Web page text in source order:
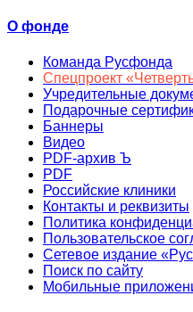
О фонде
Команда Русфонда
Спецпроект
Учредительные
Подарочные
Баннеры
Видео
PDF-архив Ъ
PDF
Российские клиники
Контакты и реквизиты
Политика
Пользовательское
Сетевое издание
Поиск по сайту
Мобильные